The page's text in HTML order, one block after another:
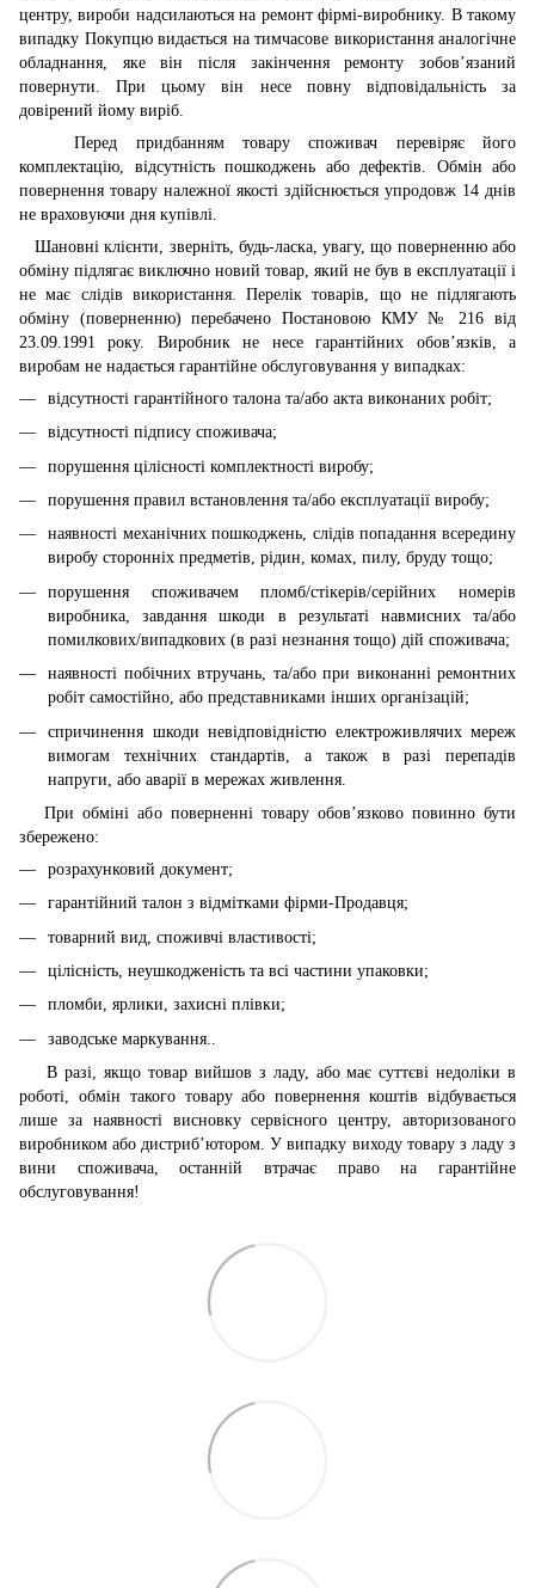
центру, вироби надсилаються на ремонт фірмі-виробнику. В такому
випадку Покупцю видається на тимчасове використання аналогічне
обладнання, яке він після закінчення ремонту зобов’язаний
повернути. При цьому він несе повну відповідальність за
довірений йому виріб.
Перед придбанням товару споживач перевіряє його
комплектацію, відсутність пошкоджень або дефектів. Обмін або
повернення товару належної якості здійснюється упродовж 14 днів
не враховуючи дня купівлі.
Шановні клієнти, зверніть, будь-ласка, увагу, що поверненню або
обміну підлягає виключно новий товар, який не був в експлуатації і
не має слідів використання. Перелік товарів, що не підлягають
обміну (поверненню) перебачено Постановою КМУ № 216 від
23.09.1991 року. Виробник не несе гарантійних обов’язків, а
виробам не надається гарантійне обслуговування у випадках:
відсутності гарантійного талона та/або акта виконаних робіт;
відсутності підпису споживача;
порушення цілісності комплектності виробу;
порушення правил встановлення та/або експлуатації виробу;
наявності механічних пошкоджень, слідів попадання всередину
виробу сторонніх предметів, рідин, комах, пилу, бруду тощо;
порушення споживачем пломб/стікерів/серійних номерів
виробника, завдання шкоди в результаті навмисних та/або
помилкових/випадкових (в разі незнання тощо) дій споживача;
наявності побічних втручань, та/або при виконанні ремонтних
робіт самостійно, або представниками інших організацій;
спричинення шкоди невідповідністю електроживлячих мереж
вимогам технічних стандартів, а також в разі перепадів
напруги, або аварії в мережах живлення.
При обміні або поверненні товару обов’язково повинно бути
збережено:
розрахунковий документ;
гарантійний талон з відмітками фірми-Продавця;
товарний вид, споживчі властивості;
цілісність, неушкодженість та всі частини упаковки;
пломби, ярлики, захисні плівки;
заводське маркування..
В разі, якщо товар вийшов з ладу, або має суттєві недоліки в
роботі, обмін такого товару або повернення коштів відбувається
лише за наявності висновку сервісного центру, авторизованого
виробником або дистриб’ютором. У випадку виходу товару з ладу з
вини споживача, останній втрачає право на гарантійне
обслуговування!